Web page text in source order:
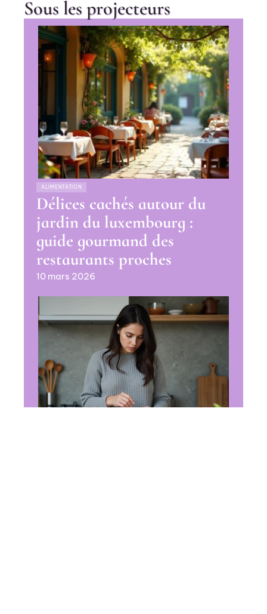
Sous les projecteurs
ALIMENTATION
Délices cachés autour du
jardin du luxembourg :
guide gourmand des
restaurants proches
10 mars 2026